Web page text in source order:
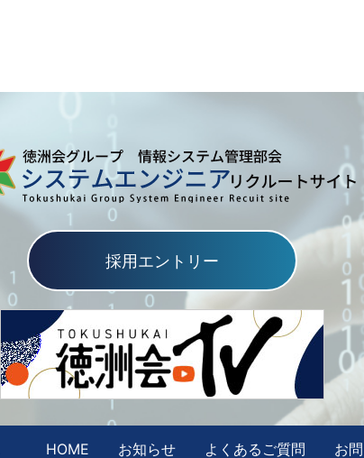
採用エントリー
HOME お知らせ よくあるご質問 お